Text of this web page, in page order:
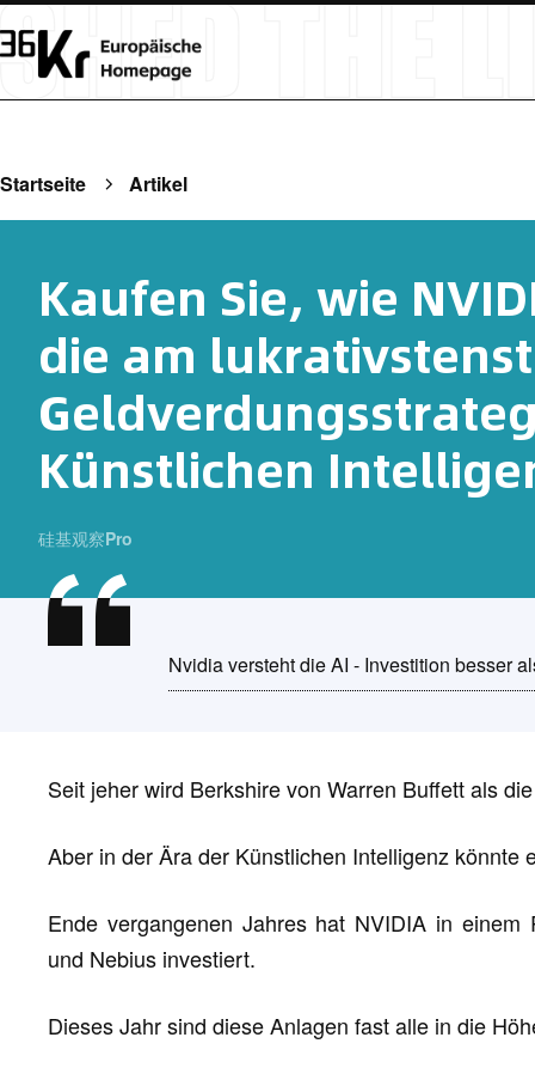
Startseite Artikel
Kaufen Sie, wie
die am
Künstlichen
硅基观察Pro
Nvidia versteht die AI - Investition besser
Seit jeher wird Berkshire von Warren Buffett als
Aber in der Ära der Künstlichen Intelligenz
Ende vergangenen Jahres hat NVIDIA in
und Nebius investiert.
Dieses Jahr sind diese Anlagen fast alle in die